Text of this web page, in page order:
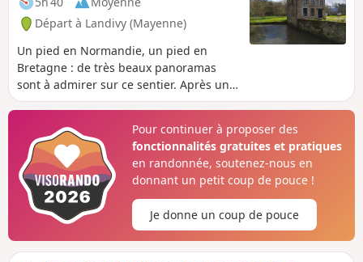
Départ à Landivy (Mayenne)
Un pied en Normandie, un pied en
Bretagne : de très beaux panoramas
sont à admirer sur ce sentier. Après une
découverte panoramique, vous vous
chemins ombragés le long de la vallée
de la Futaie.
Pour continuer à proposer des
fonctionnalités gratuites et pratiques
en randonnée, soutenez-nous en
donnant un petit coup de pouce !
Je donne un coup de pouce